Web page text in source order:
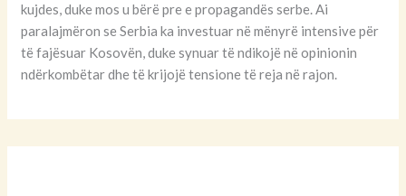
kujdes, duke mos u bërë pre e propagandës serbe. Ai
paralajmëron se Serbia ka investuar në mënyrë intensive për
të fajësuar Kosovën, duke synuar të ndikojë në opinionin
ndërkombëtar dhe të krijojë tensione të reja në rajon.